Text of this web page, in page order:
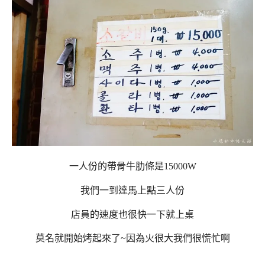
一人份的帶骨牛肋條是15000W
我們一到達馬上點三人份
店員的速度也很快一下就上桌
莫名就開始烤起來了~因為火很大我們很慌忙啊